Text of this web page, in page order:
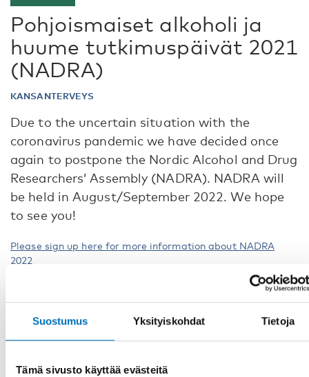
Suostumus Yksityiskohdat Tietoja
Tämä sivusto käyttää evästeitä
Pohjoismaiset alkoholi ja
huume tutkimuspäivät 2021
(NADRA)
KANSANTERVEYS
Due to the uncertain situation with the
coronavirus pandemic we have decided once
again to postpone the Nordic Alcohol and Drug
Researchers’ Assembly (NADRA). NADRA will
be held in August/September 2022. We hope
to see you!
Please sign up here for more information about NADRA
2022
nadja.frederiksen@nordicwelfare.org